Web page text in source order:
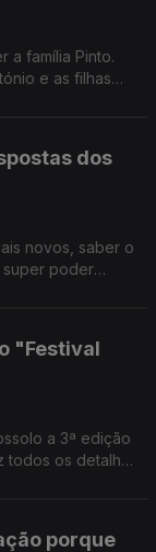
a família Pinto.
e as filhas
dos
novos, saber o
super poder
"Festival
a 3ª edição
todos os detalhes
porque